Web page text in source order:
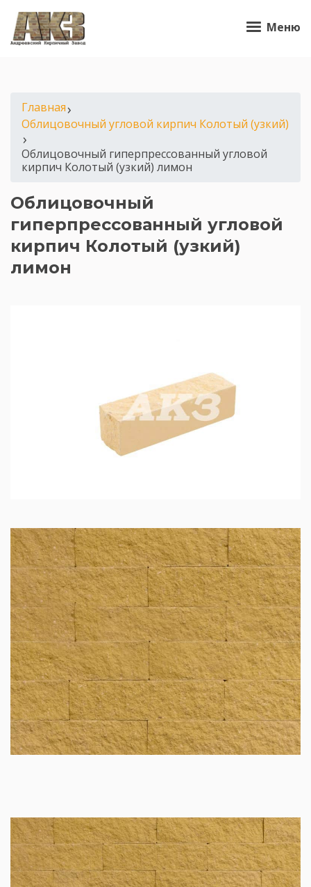
Меню
Главная›
Облицовочный угловой кирпич Колотый (узкий)
›
Облицовочный гиперпрессованный угловой
кирпич Колотый (узкий) лимон
Облицовочный
гиперпрессованный угловой
кирпич Колотый (узкий)
лимон